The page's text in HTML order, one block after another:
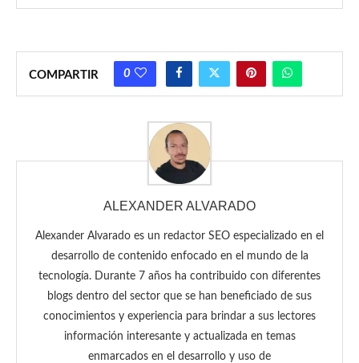
COMPARTIR 0
ALEXANDER ALVARADO
Alexander Alvarado es un redactor SEO especializado en el
desarrollo de contenido enfocado en el mundo de la
tecnología. Durante 7 años ha contribuido con diferentes
blogs dentro del sector que se han beneficiado de sus
conocimientos y experiencia para brindar a sus lectores
información interesante y actualizada en temas
enmarcados en el desarrollo y uso de